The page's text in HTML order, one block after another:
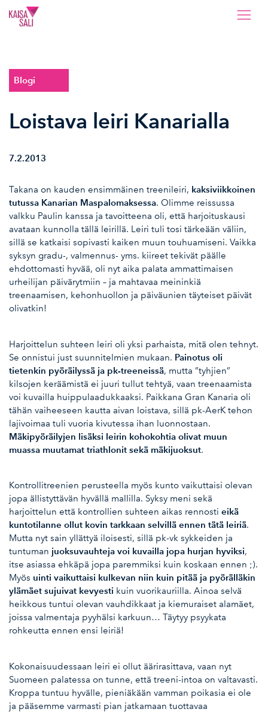
Kaisa Sali
Blogi
Loistava leiri Kanarialla
7.2.2013
Takana on kauden ensimmäinen treenileiri, kaksiviikkoinen
tutussa Kanarian Maspalomaksessa. Olimme reissussa
valkku Paulin kanssa ja tavoitteena oli, että harjoituskausi
avataan kunnolla tällä leirillä. Leiri tuli tosi tärkeään väliin,
sillä se katkaisi sopivasti kaiken muun touhuamiseni. Vaikka
syksyn gradu-, valmennus- yms. kiireet tekivät päälle
ehdottomasti hyvää, oli nyt aika palata ammattimaisen
urheilijan päivärytmiin – ja mahtavaa meininkiä
treenaamisen, kehonhuollon ja päiväunien täyteiset päivät
olivatkin!
Harjoittelun suhteen leiri oli yksi parhaista, mitä olen tehnyt.
Se onnistui just suunnitelmien mukaan. Painotus oli
tietenkin pyöräilyssä ja pk-treeneissä, mutta ”tyhjien”
kilsojen keräämistä ei juuri tullut tehtyä, vaan treenaamista
voi kuvailla huippulaadukkaaksi. Paikkana Gran Kanaria oli
tähän vaiheeseen kautta aivan loistava, sillä pk-AerK tehon
lajivoimaa tuli vuoria kivutessa ihan luonnostaan.
Mäkipyöräilyjen lisäksi leirin kohokohtia olivat muun
muassa muutamat triathlonit sekä mäkijuoksut.
Kontrollitreenien perusteella myös kunto vaikuttaisi olevan
jopa ällistyttävän hyvällä mallilla. Syksy meni sekä
harjoittelun että kontrollien suhteen aikas rennosti eikä
kuntotilanne ollut kovin tarkkaan selvillä ennen tätä leiriä.
Mutta nyt sain yllättyä iloisesti, sillä pk-vk sykkeiden ja
tuntuman juoksuvauhteja voi kuvailla jopa hurjan hyviksi,
itse asiassa ehkäpä jopa paremmiksi kuin koskaan ennen ;).
Myös uinti vaikuttaisi kulkevan niin kuin pitää ja pyörälläkin
ylämäet sujuivat kevyesti kuin vuorikauriilla. Ainoa selvä
heikkous tuntui olevan vauhdikkaat ja kiemuraiset alamäet,
joissa valmentaja pyyhälsi karkuun… Täytyy psyykata
rohkeutta ennen ensi leiriä!
Kokonaisuudessaan leiri ei ollut äärirasittava, vaan nyt
Suomeen palatessa on tunne, että treeni-intoa on valtavasti.
Kroppa tuntuu hyvälle, pieniäkään vamman poikasia ei ole
ja pääsemme varmasti pian jatkamaan tuottavaa